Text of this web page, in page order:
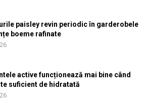
paisley revin periodic în garderobele
boeme rafinate
active funcționează mai bine când
suficient de hidratată